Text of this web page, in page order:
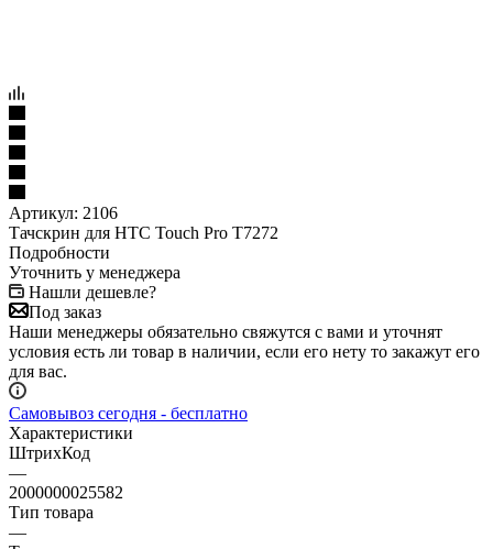
Артикул: 2106
Тачскрин для HTC Touch Pro T7272
Подробности
Уточнить у менеджера
Нашли дешевле?
Под заказ
Наши менеджеры обязательно свяжутся с вами и уточнят
условия есть ли товар в наличии, если его нету то закажут его
для вас.
Самовывоз сегодня - бесплатно
Характеристики
ШтрихКод
—
2000000025582
Тип товара
—